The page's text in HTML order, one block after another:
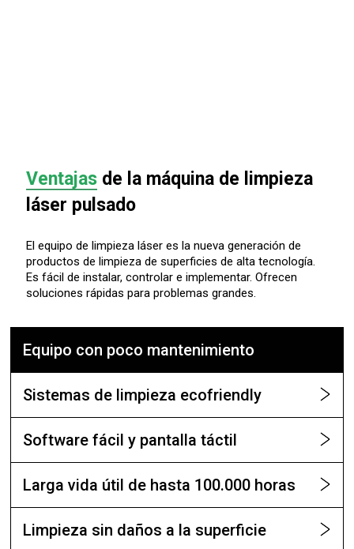
Ventajas de la máquina de limpieza
láser pulsado
El equipo de limpieza láser es la nueva generación de
productos de limpieza de superficies de alta tecnología.
Es fácil de instalar, controlar e implementar. Ofrecen
soluciones rápidas para problemas grandes.
Equipo con poco mantenimiento
Sistemas de limpieza ecofriendly
Software fácil y pantalla táctil
Larga vida útil de hasta 100.000 horas
Limpieza sin daños a la superficie